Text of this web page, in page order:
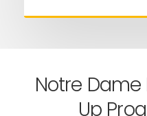
Notre Dame
Up